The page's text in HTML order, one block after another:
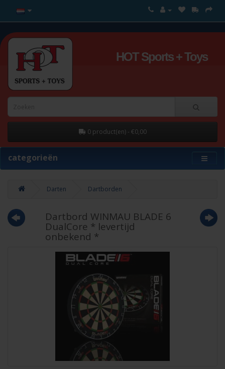
HOT Sports + Toys
0 product(en) - €0,00
categorieën
Darten Dartborden
Dartbord WINMAU BLADE 6
DualCore * levertijd
onbekend *